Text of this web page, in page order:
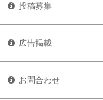
投稿募集
広告掲載
お問合わせ